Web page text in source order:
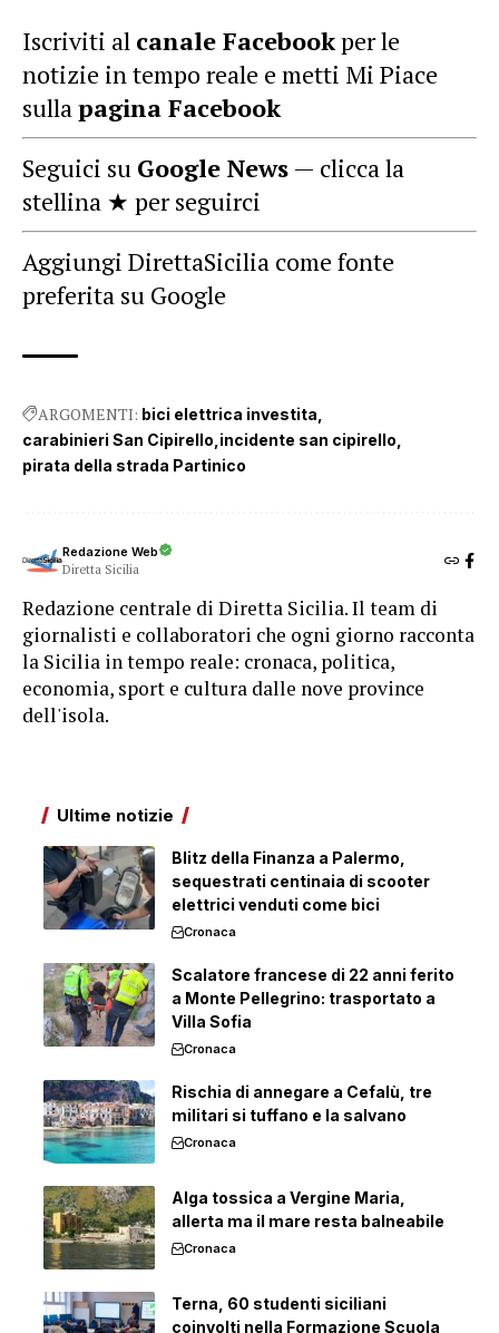
Iscriviti al canale Facebookper le
notizie in tempo reale e metti Mi Piace
sullapagina Facebook
Seguici su Google News — clicca la
stellina ★ per seguirci
Aggiungi DirettaSicilia come fonte
preferita su Google
ARGOMENTI: bici elettrica investita
carabinieri San Cipirello incidente san cipirello
pirata della strada Partinico
Redazione Web
Diretta Sicilia
Redazione centrale di Diretta Sicilia. Il team di
giornalisti e collaboratori che ogni giorno racconta
la Sicilia in tempo reale: cronaca, politica,
economia, sport e cultura dalle nove province
dell'isola.
Ultime notizie
Blitz della Finanza a Palermo,
sequestrati centinaia di scooter
elettrici venduti come bici
Cronaca
Scalatore francese di 22 anni ferito
a Monte Pellegrino: trasportato a
Villa Sofia
Cronaca
Rischia di annegare a Cefalù, tre
militari si tuffano e la salvano
Cronaca
Alga tossica a Vergine Maria,
allerta ma il mare resta balneabile
Cronaca
Terna, 60 studenti siciliani
coinvolti nella Formazione Scuola